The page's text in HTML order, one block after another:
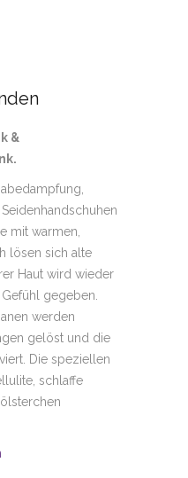
&
mit warmen,
lösen sich alte
Haut wird wieder
gegeben.
werden
gelöst und die
Die speziellen
schlaffe